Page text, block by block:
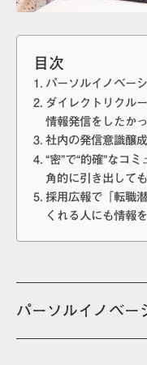
目次
パーソルイノベー
ダイレクトリクル
情報発信をしたか
社内の発信意識醸
“密”で“的確”なコ
角的に引き出して
採用広報で「転職
くれる人にも情報
パーソルイノベー